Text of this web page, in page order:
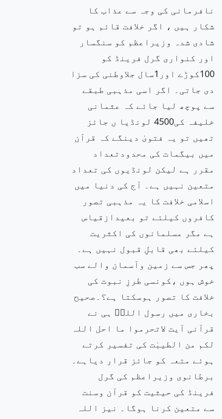
نافرمانی کی وجہ سے عذاب کا
شکار ہیں ، اگر خلافت قائم ہو تو
شادی شدہ وزیراعظم کو سنگسار
اور کنواری گرل فرینڈ کو
100کوڑے اور1سال جلاوطنی کی سزا
دی جاتی۔ اگر اسی مذہبی طبقے
سے پوچھ لیا جائے کہ عثمانی
خلیفہ کی4500 لونڈیا ں جائز
تھیں تو یہ فتویٰ دینگے کہ قرآن
میں بیگمات کی محدودتعداد
مقرر ہے لیکن لونڈیوں کی تعداد
متعین نہیں ہے۔ آج کی دنیا میں
اسلامی خلافت کا یہ مذہبی تصور
کافروں کیلئے تو بعیدازقیاس
ہے مگر مسلمانوں کی اکثریت
کیلئے بھی قابلِ قبول نہیں ہے۔
پھر جس سے زمین وآسمان والے سب
خوش ہوں ،کونسی طرزِ نبوت کی
خلافت کا تصور ہوسکتا ہے؟۔صحیح
بخاری میں رسول اللہۖ ہی نے
قرآنی آیت لاتحرموا ما احل اللہ
لکم من الطیبٰت کی تفسیر کرتے
ہوئے متعہ کو جائز قرار دیاہے۔
برطانوی وزیراعظم کی گرل
فرینڈ کی حیثیت کو قرآن وسنت
سے متعین کرنا ہوگا۔ نیز اللہ